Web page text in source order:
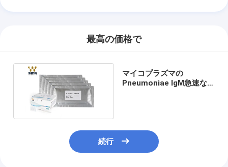
最高の価格で
マイコプラズマの
Pneumoniae IgM急速な
続行